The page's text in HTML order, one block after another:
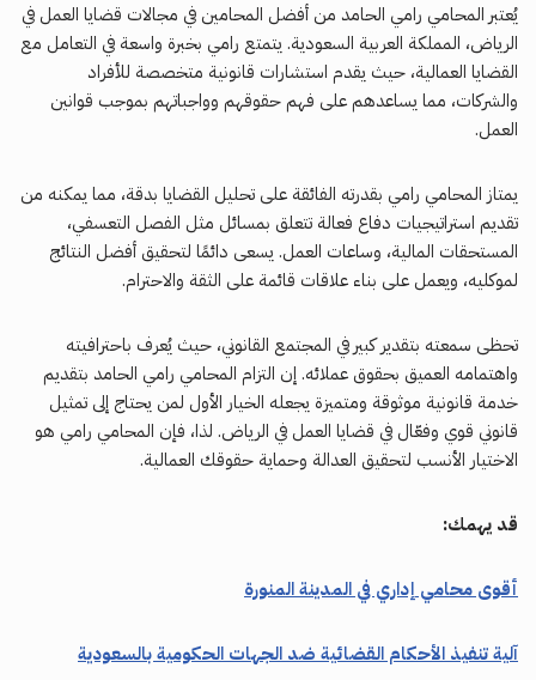
يُعتبر المحامي رامي الحامد من أفضل المحامين في مجالات قضايا العمل في
الرياض، المملكة العربية السعودية. يتمتع رامي بخبرة واسعة في التعامل مع
القضايا العمالية، حيث يقدم استشارات قانونية متخصصة للأفراد
والشركات، مما يساعدهم على فهم حقوقهم وواجباتهم بموجب قوانين
العمل.
يمتاز المحامي رامي بقدرته الفائقة على تحليل القضايا بدقة، مما يمكنه من
تقديم استراتيجيات دفاع فعالة تتعلق بمسائل مثل الفصل التعسفي،
المستحقات المالية، وساعات العمل. يسعى دائمًا لتحقيق أفضل النتائج
لموكليه، ويعمل على بناء علاقات قائمة على الثقة والاحترام.
تحظى سمعته بتقدير كبير في المجتمع القانوني، حيث يُعرف باحترافيته
واهتمامه العميق بحقوق عملائه. إن التزام المحامي رامي الحامد بتقديم
خدمة قانونية موثوقة ومتميزة يجعله الخيار الأول لمن يحتاج إلى تمثيل
قانوني قوي وفعّال في قضايا العمل في الرياض. لذا، فإن المحامي رامي هو
الاختيار الأنسب لتحقيق العدالة وحماية حقوقك العمالية.
قد يهمك:
أقوى محامي إداري في المدينة المنورة
آلية تنفيذ الأحكام القضائية ضد الجهات الحكومية بالسعودية